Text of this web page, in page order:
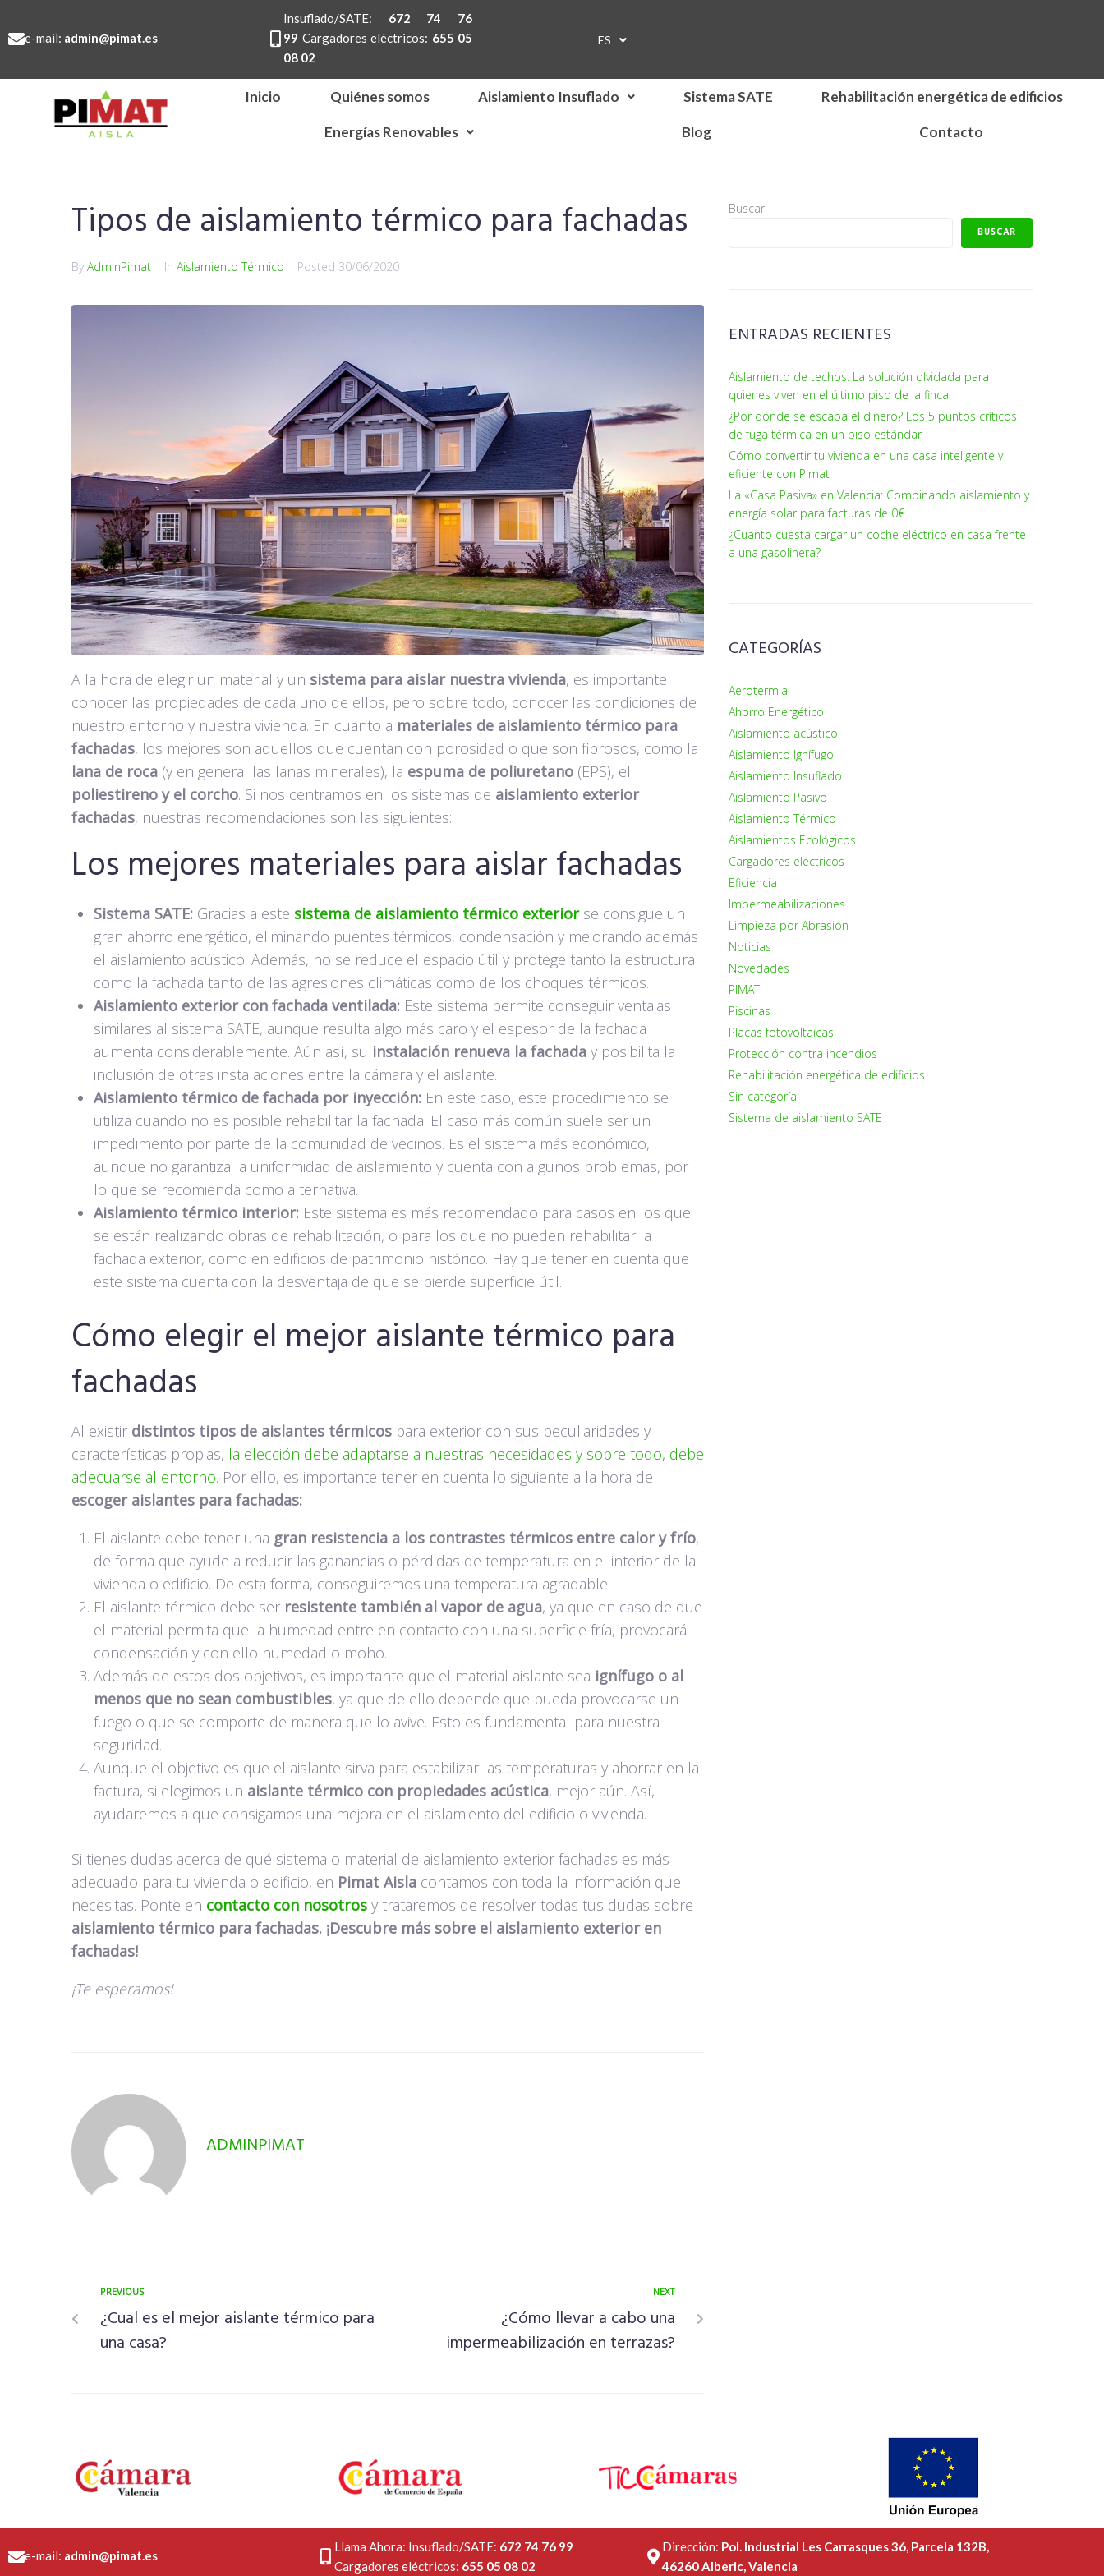
e-mail: admin@pimat.es
Insuflado/SATE: 672 74 76
99 Cargadores eléctricos: 655 05
08 02
ES
EN
Inicio Quiénes somos Aislamiento Insuflado Sistema SATE Rehabilitación energética de edificios
Energías Renovables Blog Contacto
Tipos de aislamiento térmico para fachadas
By AdminPimat In Aislamiento Térmico Posted 30/06/2020
A la hora de elegir un material y un sistema para aislar nuestra vivienda, es importante
conocer las propiedades de cada uno de ellos, pero sobre todo, conocer las condiciones de
nuestro entorno y nuestra vivienda. En cuanto a materiales de aislamiento térmico para
fachadas, los mejores son aquellos que cuentan con porosidad o que son fibrosos, como la
lana de roca (y en general las lanas minerales), la espuma de poliuretano (EPS), el
poliestireno y el corcho. Si nos centramos en los sistemas de aislamiento exterior
fachadas, nuestras recomendaciones son las siguientes:
Los mejores materiales para aislar fachadas
Sistema SATE: Gracias a este sistema de aislamiento térmico exteriorse consigue un
gran ahorro energético, eliminando puentes térmicos, condensación y mejorando además
el aislamiento acústico. Además, no se reduce el espacio útil y protege tanto la estructura
como la fachada tanto de las agresiones climáticas como de los choques térmicos.
Aislamiento exterior con fachada ventilada: Este sistema permite conseguir ventajas
similares al sistema SATE, aunque resulta algo más caro y el espesor de la fachada
aumenta considerablemente. Aún así, su instalación renueva la fachada y posibilita la
inclusión de otras instalaciones entre la cámara y el aislante.
Aislamiento térmico de fachada por inyección: En este caso, este procedimiento se
utiliza cuando no es posible rehabilitar la fachada. El caso más común suele ser un
impedimento por parte de la comunidad de vecinos. Es el sistema más económico,
aunque no garantiza la uniformidad de aislamiento y cuenta con algunos problemas, por
lo que se recomienda como alternativa.
Aislamiento térmico interior: Este sistema es más recomendado para casos en los que
se están realizando obras de rehabilitación, o para los que no pueden rehabilitar la
fachada exterior, como en edificios de patrimonio histórico. Hay que tener en cuenta que
este sistema cuenta con la desventaja de que se pierde superficie útil.
Cómo elegir el mejor aislante térmico para
fachadas
Al existir distintos tipos de aislantes térmicos para exterior con sus peculiaridades y
características propias, la elección debe adaptarse a nuestras necesidades y sobre todo, debe
adecuarse al entorno. Por ello, es importante tener en cuenta lo siguiente a la hora de
escoger aislantes para fachadas:
El aislante debe tener una gran resistencia a los contrastes térmicos entre calor y frío,
de forma que ayude a reducir las ganancias o pérdidas de temperatura en el interior de la
vivienda o edificio. De esta forma, conseguiremos una temperatura agradable.
El aislante térmico debe ser resistente también al vapor de agua, ya que en caso de que
el material permita que la humedad entre en contacto con una superficie fría, provocará
condensación y con ello humedad o moho.
Además de estos dos objetivos, es importante que el material aislante sea ignífugo o al
menos que no sean combustibles, ya que de ello depende que pueda provocarse un
fuego o que se comporte de manera que lo avive. Esto es fundamental para nuestra
seguridad.
Aunque el objetivo es que el aislante sirva para estabilizar las temperaturas y ahorrar en la
factura, si elegimos un aislante térmico con propiedades acústica, mejor aún. Así,
ayudaremos a que consigamos una mejora en el aislamiento del edificio o vivienda.
Si tienes dudas acerca de qué sistema o material de aislamiento exterior fachadas es más
adecuado para tu vivienda o edificio, en Pimat Aisla contamos con toda la información que
necesitas. Ponte en contacto con nosotros y trataremos de resolver todas tus dudas sobre
aislamiento térmico para fachadas. ¡Descubre más sobre el aislamiento exterior en
fachadas!
¡Te esperamos!
ADMINPIMAT
PREVIOUS
¿Cual es el mejor aislante térmico para
una casa?
NEXT
¿Cómo llevar a cabo una
impermeabilización en terrazas?
Buscar
BUSCAR
ENTRADAS RECIENTES
Aislamiento de techos: La solución olvidada para
quienes viven en el último piso de la finca
¿Por dónde se escapa el dinero? Los 5 puntos críticos
de fuga térmica en un piso estándar
Cómo convertir tu vivienda en una casa inteligente y
eficiente con Pimat
La «Casa Pasiva» en Valencia: Combinando aislamiento y
energía solar para facturas de 0€
¿Cuánto cuesta cargar un coche eléctrico en casa frente
a una gasolinera?
CATEGORÍAS
Aerotermia
Ahorro Energético
Aislamiento acústico
Aislamiento Ignífugo
Aislamiento Insuflado
Aislamiento Pasivo
Aislamiento Térmico
Aislamientos Ecológicos
Cargadores eléctricos
Eficiencia
Impermeabilizaciones
Limpieza por Abrasión
Noticias
Novedades
PIMAT
Piscinas
Placas fotovoltaicas
Protección contra incendios
Rehabilitación energética de edificios
Sin categoría
Sistema de aislamiento SATE
e-mail: admin@pimat.es
Llama Ahora: Insuflado/SATE: 672 74 76 99
Cargadores eléctricos: 655 05 08 02
Dirección: Pol. Industrial Les Carrasques 36, Parcela 132B,
46260 Alberic, Valencia